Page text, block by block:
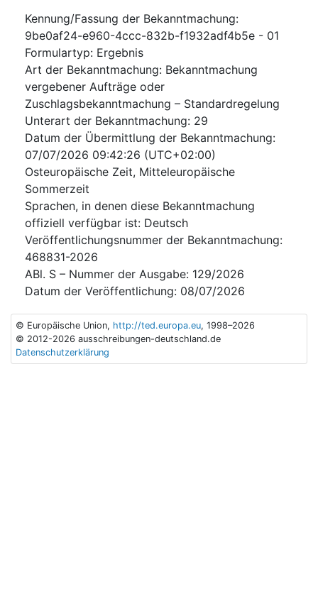
Kennung/Fassung der Bekanntmachung:
9be0af24-e960-4ccc-832b-f1932adf4b5e - 01
Formulartyp: Ergebnis
Art der Bekanntmachung: Bekanntmachung
vergebener Aufträge oder
Zuschlagsbekanntmachung – Standardregelung
Unterart der Bekanntmachung: 29
Datum der Übermittlung der Bekanntmachung:
07/07/2026 09:42:26 (UTC+02:00)
Osteuropäische Zeit, Mitteleuropäische
Sommerzeit
Sprachen, in denen diese Bekanntmachung
offiziell verfügbar ist: Deutsch
Veröffentlichungsnummer der Bekanntmachung:
468831-2026
ABl. S – Nummer der Ausgabe: 129/2026
Datum der Veröffentlichung: 08/07/2026
© Europäische Union, http://ted.europa.eu, 1998–2026
© 2012-2026 ausschreibungen-deutschland.de
Datenschutzerklärung